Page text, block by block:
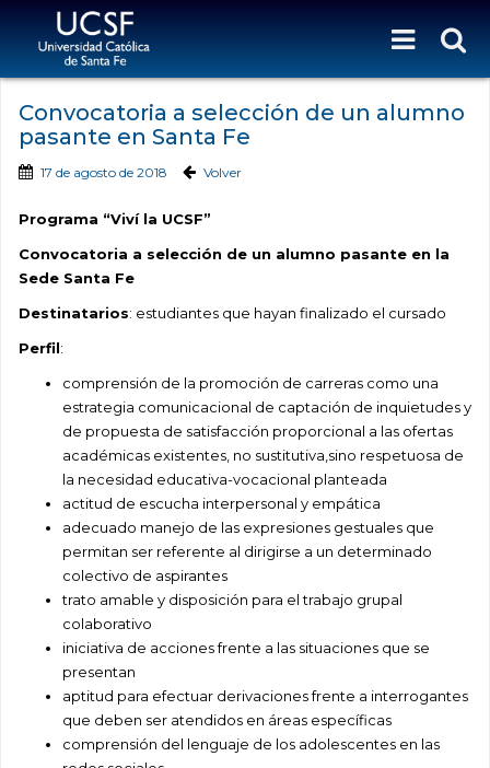
Convocatoria a selección de un alumno
pasante en Santa Fe
17 de agosto de 2018 Volver
Programa “Viví la UCSF”
Convocatoria a selección de un alumno pasante en la
Sede Santa Fe
Destinatarios: estudiantes que hayan finalizado el cursado
Perfil:
comprensión de la promoción de carreras como una
estrategia comunicacional de captación de inquietudes y
de propuesta de satisfacción proporcional a las ofertas
académicas existentes, no sustitutiva,sino respetuosa de
la necesidad educativa-vocacional planteada
actitud de escucha interpersonal y empática
adecuado manejo de las expresiones gestuales que
permitan ser referente al dirigirse a un determinado
colectivo de aspirantes
trato amable y disposición para el trabajo grupal
colaborativo
iniciativa de acciones frente a las situaciones que se
presentan
aptitud para efectuar derivaciones frente a interrogantes
que deben ser atendidos en áreas específicas
comprensión del lenguaje de los adolescentes en las